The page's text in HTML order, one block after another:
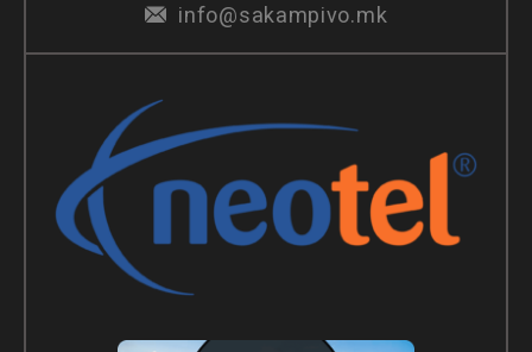
info@sakampivo.mk